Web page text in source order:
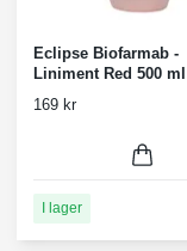
Eclipse Biofarmab -
Liniment Red 500 ml
169 kr
I lager